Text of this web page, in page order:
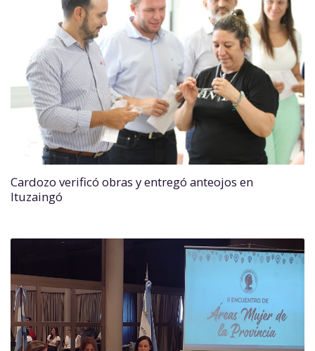
Cardozo verificó obras y entregó anteojos en
Ituzaingó